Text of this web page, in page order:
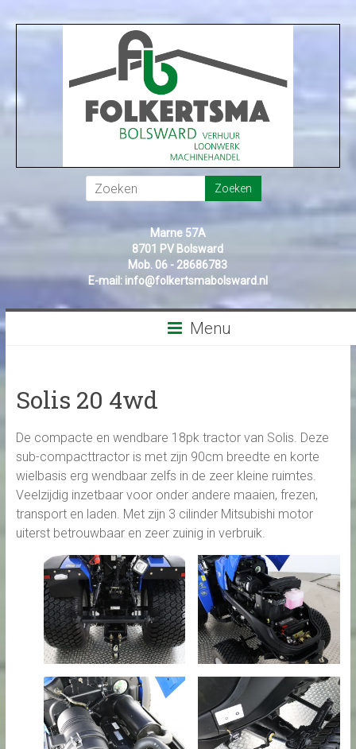
Marne 57A
8701 PV Bolsward
Mob. 06 - 28686783
E-mail: info@folkertsmabolsward.nl
Menu
Solis 20 4wd
De compacte en wendbare 18pk tractor van Solis. Deze
sub-compacttractor is met zijn 90cm breedte en korte
wielbasis erg wendbaar zelfs in de zeer kleine ruimtes.
Veelzijdig inzetbaar voor onder andere maaien, frezen,
transport en laden. Met zijn 3 cilinder Mitsubishi motor
uiterst betrouwbaar en zeer zuinig in verbruik.